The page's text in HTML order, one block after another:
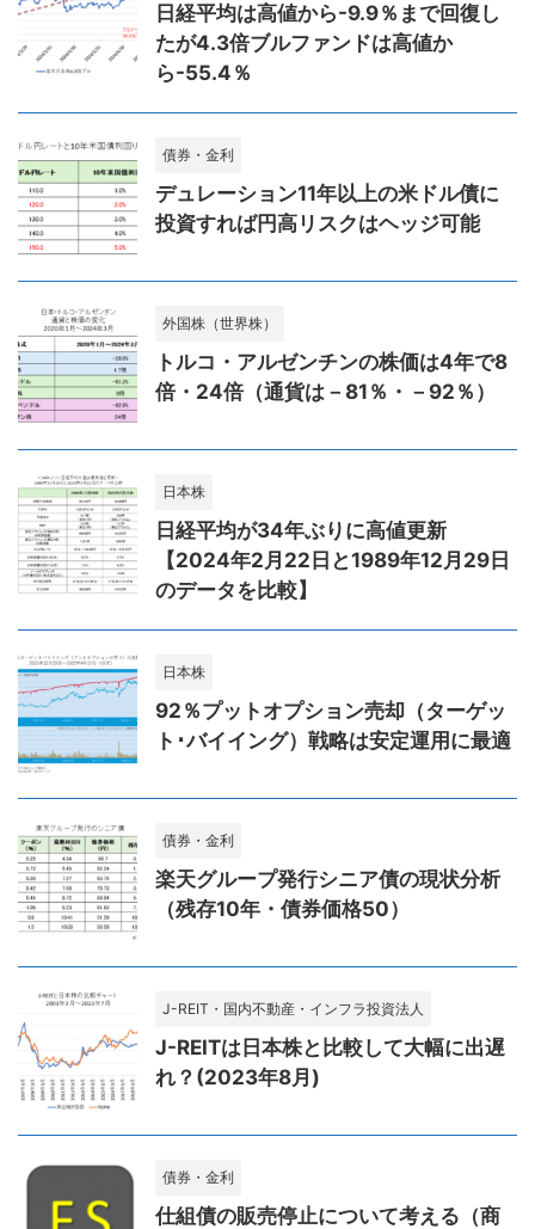
日経平均は高値から-9.9％まで回復し
たが4.3倍ブルファンドは高値か
ら-55.4％
債券・金利
デュレーション11年以上の米ドル債に
投資すれば円高リスクはヘッジ可能
外国株（世界株）
トルコ・アルゼンチンの株価は4年で8
倍・24倍（通貨は－81％・－92％）
日本株
日経平均が34年ぶりに高値更新
【2024年2月22日と1989年12月29日
のデータを比較】
日本株
92％プットオプション売却（ターゲッ
ト･バイイング）戦略は安定運用に最適
債券・金利
楽天グループ発行シニア債の現状分析
（残存10年・債券価格50）
J-REIT・国内不動産・インフラ投資法人
J-REITは日本株と比較して大幅に出遅
れ？(2023年8月)
債券・金利
仕組債の販売停止について考える（商